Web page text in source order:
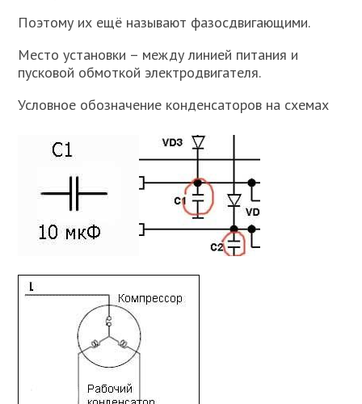
Поэтому их ещё называют фазосдвигающими.
Место установки – между линией питания и
пусковой обмоткой электродвигателя.
Условное обозначение конденсаторов на схемах